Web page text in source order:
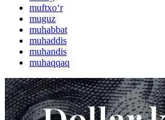
muftxo‘r
muguz
muhabbat
muhaddis
muhandis
muhaqqaq